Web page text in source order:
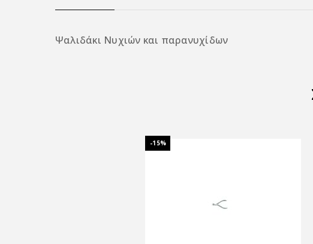
Ψαλιδάκι Νυχιών και παρανυχίδων
-15%